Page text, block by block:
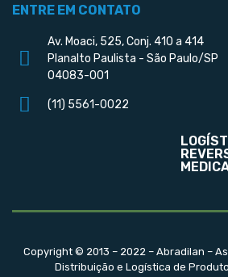
ENTRE EM CONTATO
Av. Moaci, 525, Conj. 410 a 414
Planalto Paulista - São Paulo/SP
04083-001
(11) 5561-0022
Copyright © 2013 – 2022 – Abradilan –
Distribuição e Logística de